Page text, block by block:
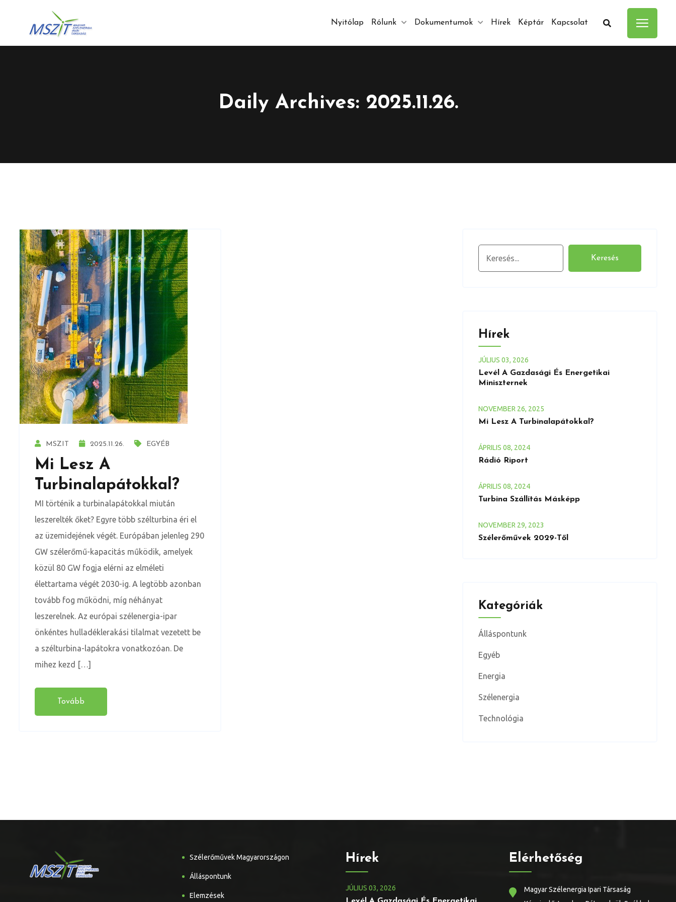
Nyitólap Rólunk Dokumentumok Hírek Képtár Kapcsolat
Daily Archives: 2025.11.26.
MSZIT 2025.11.26. EGYÉB
Mi Lesz A
Turbinalapátokkal?
MI történik a turbinalapátokkal miután
leszerelték őket? Egyre több szélturbina éri el
az üzemidejének végét. Európában jelenleg 290
GW szélerőmű-kapacitás működik, amelyek
közül 80 GW fogja elérni az elméleti
élettartama végét 2030-ig. A legtöbb azonban
tovább fog működni, míg néhányat
leszerelnek. Az európai szélenergia-ipar
önkéntes hulladéklerakási tilalmat vezetett be
a szélturbina-lapátokra vonatkozóan. De
mihez kezd […]
Tovább
Keresés
Hírek
JÚLIUS 03, 2026
Levél A Gazdasági És Energetikai
Miniszternek
NOVEMBER 26, 2025
Mi Lesz A Turbinalapátokkal?
ÁPRILIS 08, 2024
Rádió Riport
ÁPRILIS 08, 2024
Turbina Szállítás Másképp
NOVEMBER 29, 2023
Szélerőművek 2029-Től
Kategóriák
Álláspontunk
Egyéb
Energia
Szélenergia
Technológia
Szélerőművek Magyarországon
Álláspontunk
Elemzések
Hírek
JÚLIUS 03, 2026
Elérhetőség
Magyar Szélenergia Ipari Társaság